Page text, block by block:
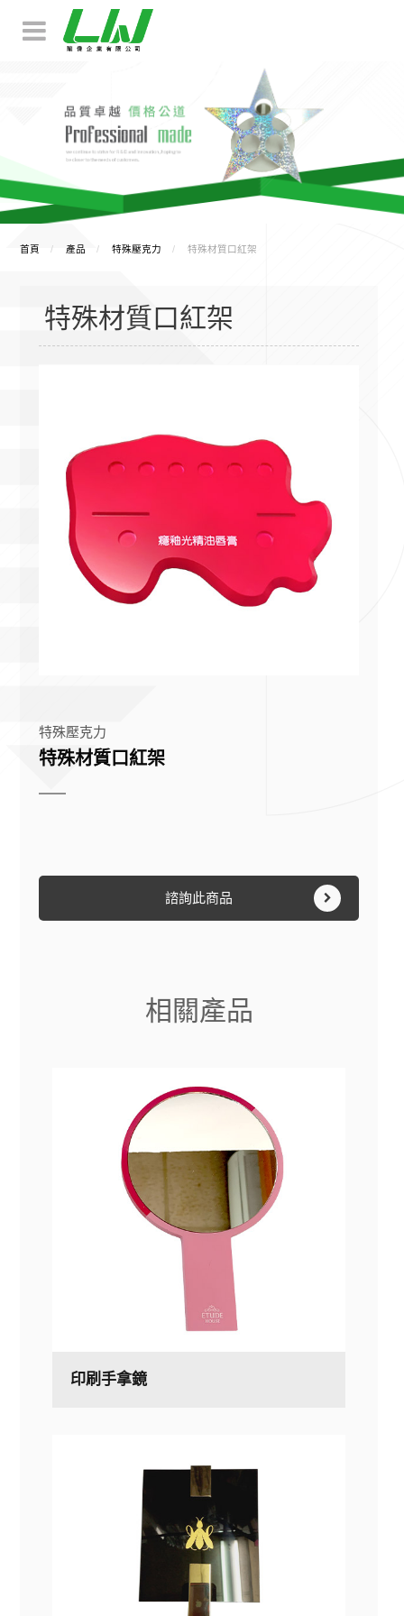
首頁 產品 特殊壓克力 特殊材質口紅架
特殊材質口紅架
特殊壓克力
特殊材質口紅架
諮詢此商品
相關產品
印刷手拿鏡